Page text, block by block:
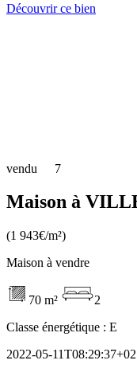
Découvrir ce bien
vendu 7
Maison à
(1 943€/m²)
Maison à vendre
70 m²
2
Classe énergétique : E
2022-05-